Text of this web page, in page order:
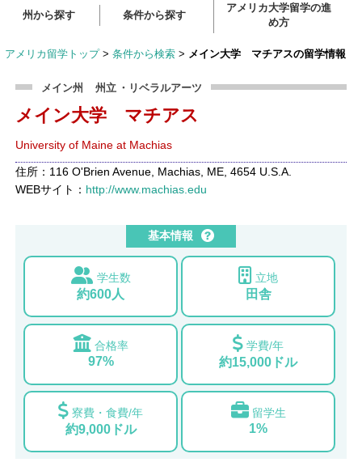
州から探す 条件から探す
アメリカ大学留学の進
め方
アメリカ留学トップ > 条件から検索 > メイン大学 マチアスの留学情報
メイン州 州立 ・リベラルアーツ
メイン大学 マチアス
University of Maine at Machias
住所：116 O'Brien Avenue, Machias, ME, 4654 U.S.A.
WEBサイト： http://www.machias.edu
基本情報
学生数
約600人
立地
田舎
合格率
97%
学費/年
約15,000ドル
寮費・食費/年
約9,000ドル
留学生
1%